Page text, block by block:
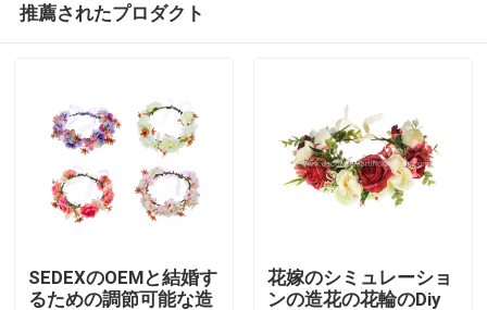
推薦されたプロダクト
SEDEXのOEMと結婚す
るための調節可能な造
花嫁のシミュレーショ
ンの造花の花輪のDiy